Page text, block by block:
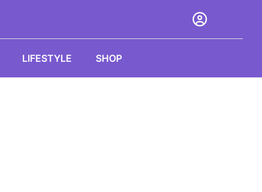
LIFESTYLE SHOP